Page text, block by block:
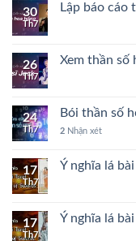
30
Th7
Lập báo cáo
26
Th7
Xem thần số
24
Th7
Bói thần số
2 Nhận xét
17
Th7
Ý nghĩa lá
17
Th7
Ý nghĩa lá